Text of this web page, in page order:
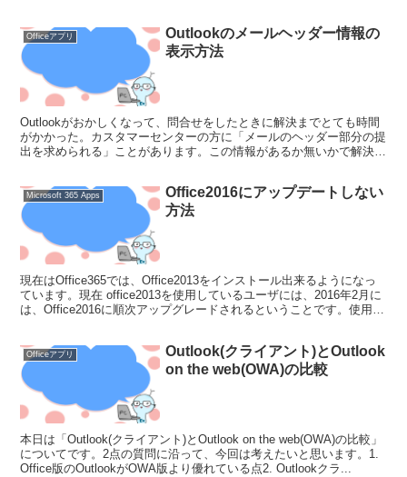
Officeアプリ
Outlookのメールヘッダー情報の
表示方法
Outlookがおかしくなって、問合せをしたときに解決までとても時間
がかかった。カスタマーセンターの方に「メールのヘッダー部分の提
出を求められる」ことがあります。この情報があるか無いかで解決ま
Microsoft 365 Apps
Office2016にアップデートしない
方法
現在はOffice365では、Office2013をインストール出来るようになっ
ています。現在 office2013を使用しているユーザには、2016年2月に
は、Office2016に順次アップグレードされるということです。使用し
Officeアプリ
Outlook(クライアント)とOutlook
on the web(OWA)の比較
本日は「Outlook(クライアント)とOutlook on the web(OWA)の比較」
についてです。2点の質問に沿って、今回は考えたいと思います。1.
Office版のOutlookがOWA版より優れている点2. Outlookクラ...